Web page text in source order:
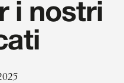
i nostri